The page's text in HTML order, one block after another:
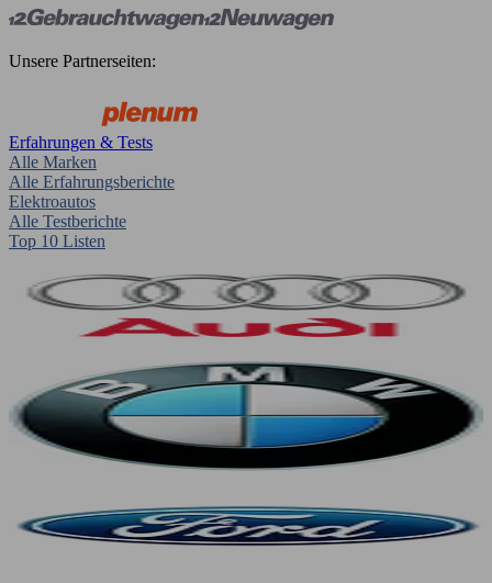
Unsere Partnerseiten:
Erfahrungen & Tests
Alle Marken
Alle Erfahrungsberichte
Elektroautos
Alle Testberichte
Top 10 Listen